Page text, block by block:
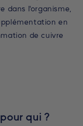
dans l'organisme,
en
de cuivre
qui ?